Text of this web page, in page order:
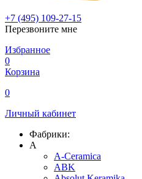
+7 (495) 109-27-15
Перезвоните мне
Избранное
0
Корзина
0
Личный кабинет
Фабрики:
A
A-Ceramica
ABK